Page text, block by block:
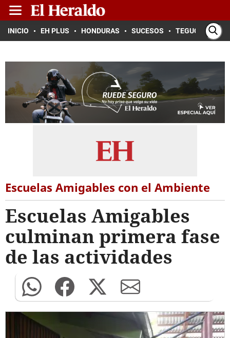
INICIO EH PLUS HONDURAS SUCESOS TEGUCIGALPA
Escuelas Amigables con el Ambiente
Escuelas Amigables
culminan primera fase
de las actividades